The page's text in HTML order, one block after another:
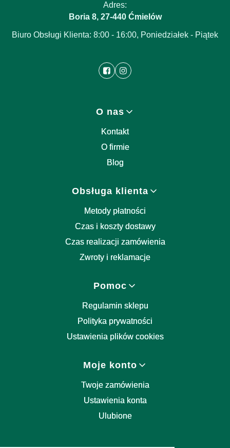
Adres:
Boria 8, 27-440Ćmielów
Biuro Obsługi Klienta: 8:00 - 16:00, Poniedziałek - Piątek
O nas
Kontakt
O firmie
Blog
Obsługa klienta
Metody płatności
Czas i koszty dostawy
Czas realizacji zamówienia
Zwroty i reklamacje
Pomoc
Regulamin sklepu
Polityka prywatności
Ustawienia plików cookies
Moje konto
Twoje zamówienia
Ustawienia konta
Ulubione